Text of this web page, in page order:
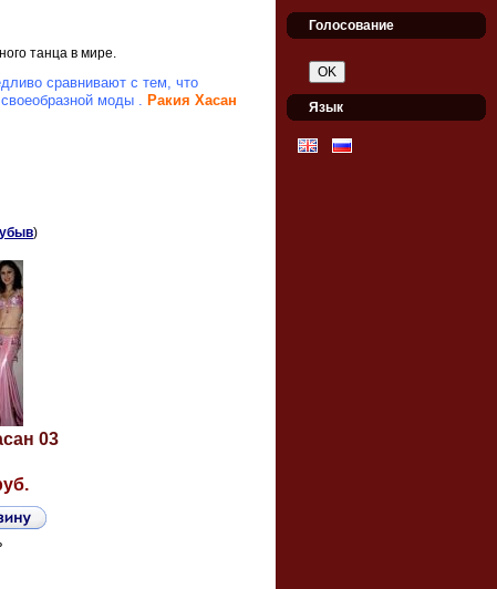
танца в мире.
сравнивают с тем, что
моды . Ракия Хасан
убыв)
03
Голосование
Язык